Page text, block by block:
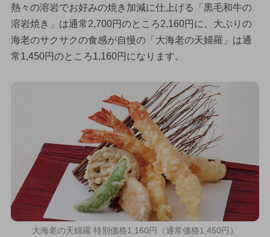
熱々の溶岩でお好みの焼き加減に仕上げる「黒毛和牛の
溶岩焼き」は通常2,700円のところ2,160円に。大ぶりの
海老のサクサクの食感が自慢の「大海老の天婦羅」は通
常1,450円のところ1,160円になります。
大海老の天婦羅 特別価格1,160円（通常価格1,450円）